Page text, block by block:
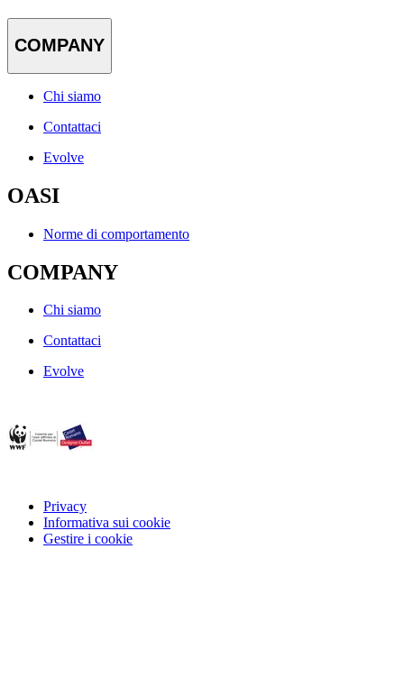
COMPANY
Chi siamo
Contattaci
Evolve
OASI
Norme di comportamento
COMPANY
Chi siamo
Contattaci
Evolve
Privacy
Informativa sui cookie
Gestire i cookie